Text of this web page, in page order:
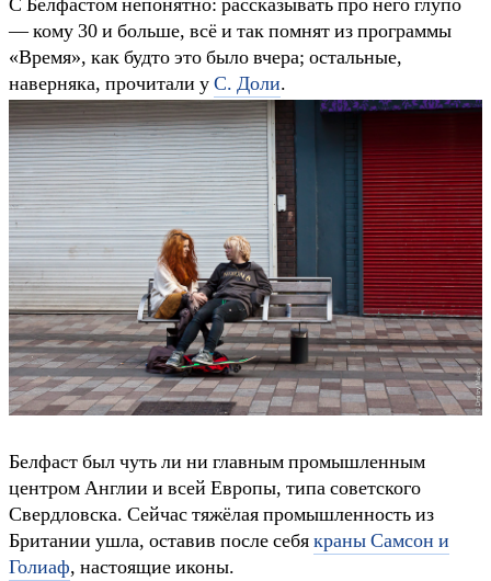
С Белфастом непонятно: рассказывать про него глупо
— кому 30 и больше, всё и так помнят из программы
«Время», как будто это было вчера; остальные,
наверняка, прочитали уС. Доли.
Белфаст был чуть ли ни главным промышленным
центром Англии и всей Европы, типа советского
Свердловска. Сейчас тяжёлая промышленность из
Британии ушла, оставив после себякраны Самсон и
Голиаф, настоящие иконы.